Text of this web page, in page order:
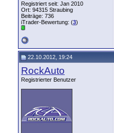
Registriert seit: Jan 2010
Ort: 94315 Straubing
Beiträge: 736
iTrader-Bewertung: (3)
22.10.2012, 19:24
RockAuto
Registrierter Benutzer